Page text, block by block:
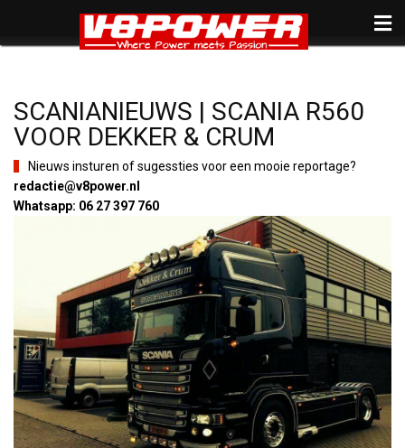
SCANIANIEUWS | SCANIA R560
VOOR DEKKER & CRUM
Nieuws insturen of sugessties voor een mooie reportage?
redactie@v8power.nl
Whatsapp: 06 27 397 760